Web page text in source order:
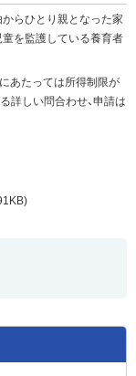
らひとり親となった家
童を監護している養育者
あたっては所得制限が
詳しい問合わせ、申請は